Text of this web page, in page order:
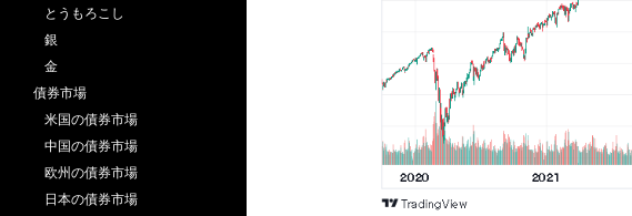
とうもろこし
銀
金
債券市場
米国の債券市場
中国の債券市場
欧州の債券市場
日本の債券市場